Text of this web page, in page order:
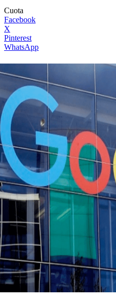
Cuota
Facebook
X
Pinterest
WhatsApp